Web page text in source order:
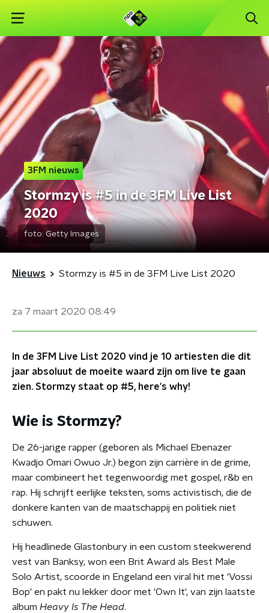
3FM nieuws
Stormzy is #5 in de 3FM Live List
2020
foto: Getty Images
Nieuws Stormzy is #5 in de 3FM Live List 2020
za 7 maart 2020 08:49
In de 3FM Live List 2020 vind je 10 artiesten die dit
jaar absoluut de moeite waard zijn om live te gaan
zien. Stormzy staat op #5, here's why!
Wie is Stormzy?
De 26-jarige rapper (geboren als Michael Ebenazer
Kwadjo Omari Owuo Jr.) begon zijn carrière in de grime,
maar combineert het tegenwoordig met gospel, r&b en
rap. Hij schrijft eerlijke teksten, soms activistisch, die de
donkere kanten van de maatschappij en politiek niet
schuwen.
Hij headlinede Glastonbury in een custom steekwerend
vest van Banksy, won een Brit Award als Best Male
Solo Artist, scoorde in Engeland een viral hit met 'Vossi
Bop' en pakt nu lekker door met 'Own It', van zijn laatste
album Heavy Is The Head.